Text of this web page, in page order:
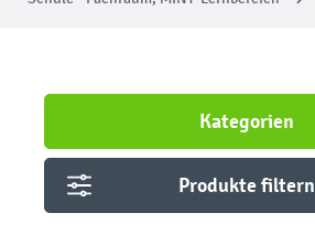
Kategorien
Produkte filtern